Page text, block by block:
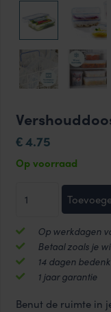
€4.75
Op voorraad
Vershouddoos
550
ml
aantal
Op werkdagen
Betaal zoals je
14 dagen
1 jaar garantie
Benut de ruimte in